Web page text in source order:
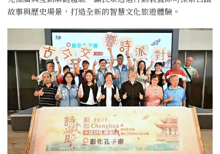
故事與歷史場景，打造全新的智慧文化旅遊體驗。